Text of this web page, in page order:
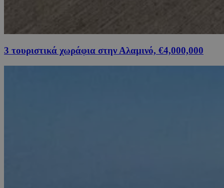
3 τουριστικά χωράφια στην Αλαμινό, €4,000,000